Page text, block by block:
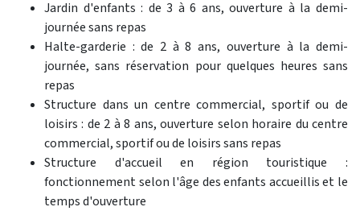
Jardin d'enfants : de 3 à 6 ans, ouverture à la demi-
journée sans repas
Halte-garderie : de 2 à 8 ans, ouverture à la demi-
journée, sans réservation pour quelques heures sans
repas
Structure dans un centre commercial, sportif ou de
loisirs : de 2 à 8 ans, ouverture selon horaire du centre
commercial, sportif ou de loisirs sans repas
Structure d'accueil en région touristique :
fonctionnement selon l'âge des enfants accueillis et le
temps d'ouverture